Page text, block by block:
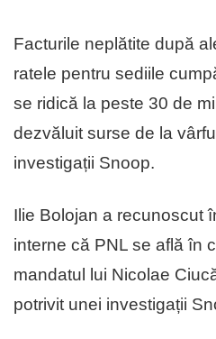
Facturile neplătite după
ratele pentru sediile
se ridică la peste 30 de
dezvăluit surse de la
investigații Snoop.
Ilie Bolojan a recunoscut
interne că PNL se află în
mandatul lui Nicolae
potrivit unei investigații